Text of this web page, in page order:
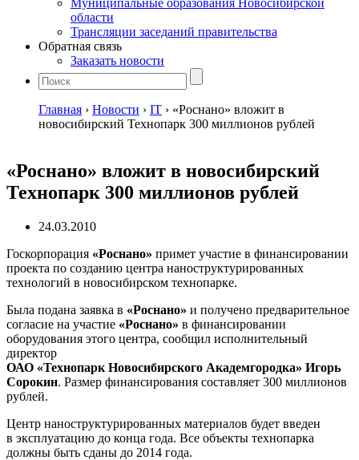
Муниципальные образования Новосибирской
области
Трансляции заседаний правительства
Обратная связь
Заказать новости
Главная › Новости › IT › «Роснано» вложит в
новосибирский Технопарк 300 миллионов рублей
«Роснано» вложит в новосибирский
Технопарк 300 миллионов рублей
24.03.2010
Госкорпорация «Роснано» примет участие в финансировании
проекта по созданию центра наноструктурированных
технологий в новосибирском технопарке.
Была подана заявка в «Роснано» и получено предварительное
согласие на участие «Роснано» в финансировании
оборудования этого центра, сообщил исполнительный
директор
ОАО «Технопарк Новосибирского Академгородка» Игорь
Сорокин. Размер финансирования составляет 300 миллионов
рублей.
Центр наноструктурированных материалов будет введен
в эксплуатацию до конца года. Все объекты технопарка
должны быть сданы до 2014 года.